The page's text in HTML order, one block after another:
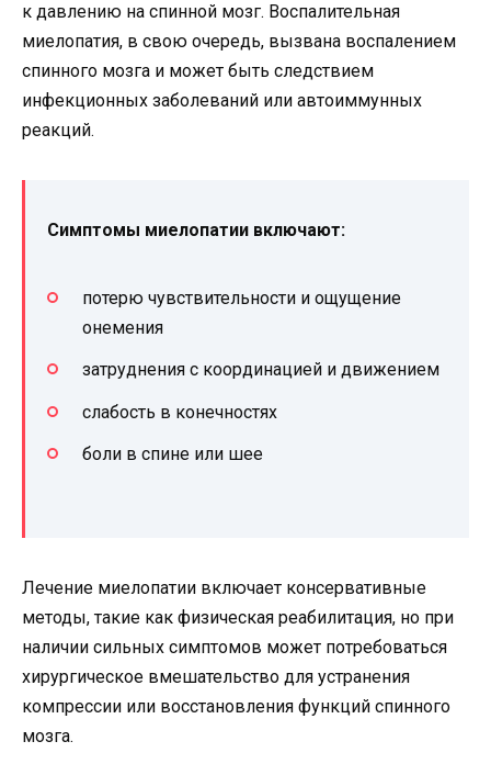
к давлению на спинной мозг. Воспалительная
миелопатия, в свою очередь, вызвана воспалением
спинного мозга и может быть следствием
инфекционных заболеваний или автоиммунных
реакций.
Симптомы миелопатии включают:
потерю чувствительности и ощущение
онемения
затруднения с координацией и движением
слабость в конечностях
боли в спине или шее
Лечение миелопатии включает консервативные
методы, такие как физическая реабилитация, но при
наличии сильных симптомов может потребоваться
хирургическое вмешательство для устранения
компрессии или восстановления функций спинного
мозга.